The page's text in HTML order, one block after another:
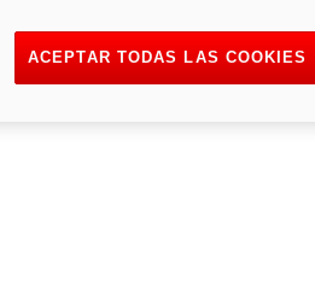
ACEPTAR TODAS LAS COOKIES